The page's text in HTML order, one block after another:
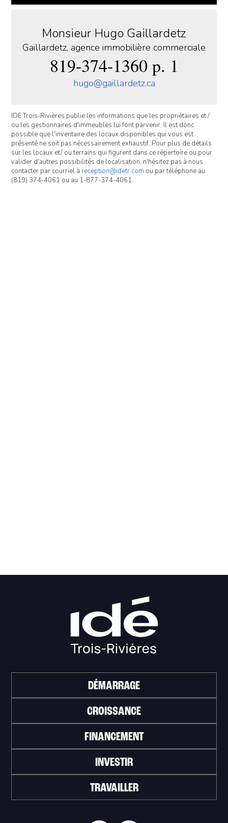
Monsieur Hugo Gaillardetz
Gaillardetz, agence immobilière commerciale
819-374-1360 p. 1
hugo@gaillardetz.ca
IDE Trois-Rivières publie les informations que les propriétaires et /
ou les gestionnaires d'immeubles lui font parvenir. Il est donc
possible que l'inventaire des locaux disponibles qui vous est
présenté ne soit pas nécessairement exhaustif. Pour plus de détails
sur les locaux et/ ou terrains qui figurent dans ce répertoire ou pour
valider d'autres possibilités de localisation, n'hésitez pas à nous
contacter par courriel à reception@idetr.com ou par téléphone au
(819) 374-4061 ou au 1-877-374-4061.
DÉMARRAGE
CROISSANCE
FINANCEMENT
INVESTIR
TRAVAILLER